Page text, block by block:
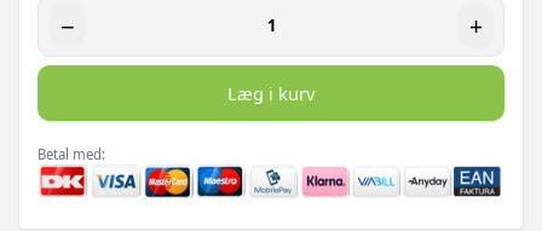
− +
Læg i kurv
Betal med: